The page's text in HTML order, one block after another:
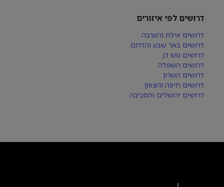
דרושים לפי איזורים
דרושים אילת והערבה
דרושים באר שבע והדרום
דרושים גוש דן
דרושים השפלה
דרושים השרון
דרושים חיפה והצפון
דרושים ירושלים והסביבה